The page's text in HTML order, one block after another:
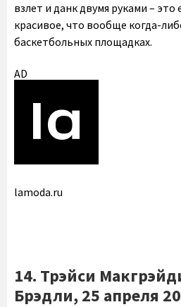
взлет и данк двумя руками – это
красивое, что вообще когда-
баскетбольных площадках.
AD
lamoda.ru
14. Трэйси
Брэдли, 25 апреля